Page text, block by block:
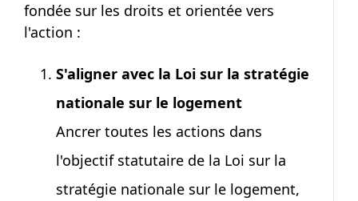
fondée sur les droits et orientée vers
l'action :
S'aligner avec la Loi sur la stratégie
nationale sur le logement
Ancrer toutes les actions dans
l'objectif statutaire de la Loi sur la
stratégie nationale sur le logement,